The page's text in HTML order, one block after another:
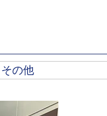
その他